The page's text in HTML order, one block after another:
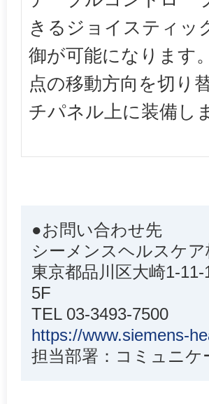
きるジョイスティッ
御が可能になります
点の移動方向を切り
チパネル上に装備し
●お問い合わせ先
シーメンスヘルスケア
東京都品川区大崎1-
5F
TEL 03-3493-7500
https://www.siemens-
担当部署：コミュニケ